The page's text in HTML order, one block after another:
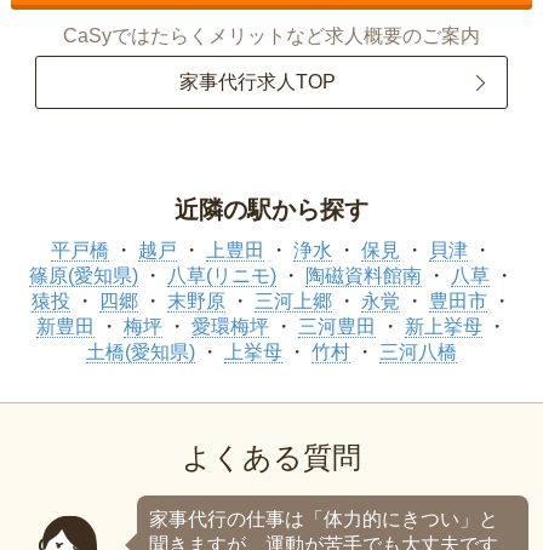
CaSyではたらくメリットなど求人概要のご案内
家事代行求人TOP
近隣の駅から探す
平戸橋 越戸 上豊田 浄水 保見
貝津
篠原(愛知県)
八草(リニモ) 陶磁資料館南
八草
猿投
四郷 末野原 三河上郷 永覚
豊田市
新豊田
梅坪 愛環梅坪 三河豊田
新上挙母
土橋(愛知県)
上挙母 竹村 三河八橋
よくある質問
家事代行の仕事は「体力的にきつい」と
聞きますが、運動が苦手でも大丈夫です